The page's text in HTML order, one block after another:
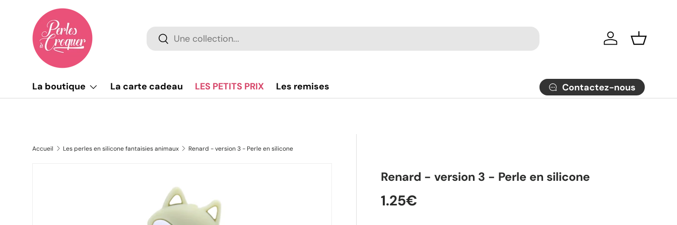
Aller au contenu
Recherche
Rechercher Se connecter
Panier
La boutique La carte cadeau LES PETITS PRIX Les remises Contactez-nous
Accueil Les perles en silicone fantaisies animaux Renard - version 3 - Perle en silicone
Renard - version 3 - Perle en silicone
1.25€